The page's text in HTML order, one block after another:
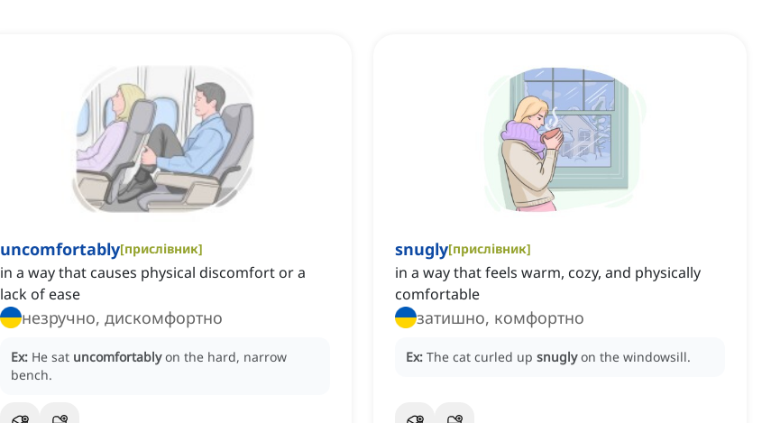
uncomfortably[прислівник]
in a way that causes physical discomfort or a
lack of ease
незручно, дискомфортно
Ex: He sat uncomfortably on the hard, narrow
bench.
snugly[прислівник]
in a way that feels warm, cozy, and physically
comfortable
затишно, комфортно
Ex: The cat curled up snugly on the windowsill.